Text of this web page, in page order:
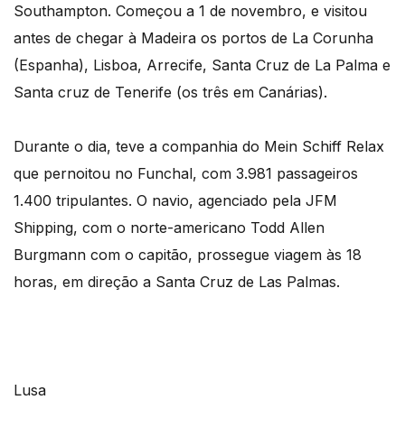
Southampton. Começou a 1 de novembro, e visitou
antes de chegar à Madeira os portos de La Corunha
(Espanha), Lisboa, Arrecife, Santa Cruz de La Palma e
Santa cruz de Tenerife (os três em Canárias).
Durante o dia, teve a companhia do Mein Schiff Relax
que pernoitou no Funchal, com 3.981 passageiros
1.400 tripulantes. O navio, agenciado pela JFM
Shipping, com o norte-americano Todd Allen
Burgmann com o capitão, prossegue viagem às 18
horas, em direção a Santa Cruz de Las Palmas.
Lusa